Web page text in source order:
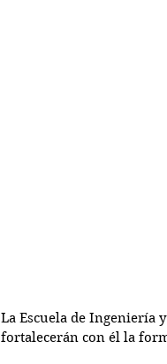
La Escuela de Ingeniería
fortalecerán con él la